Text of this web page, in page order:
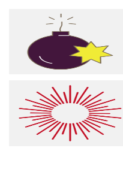
アノやリトミック、コー
ラスなどの各種レッスン
はもちろん、野外ライ